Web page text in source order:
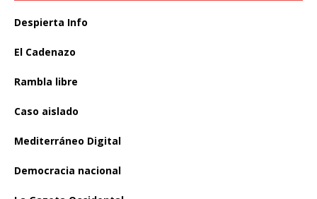
Despierta Info
El Cadenazo
Rambla libre
Caso aislado
Mediterráneo Digital
Democracia nacional